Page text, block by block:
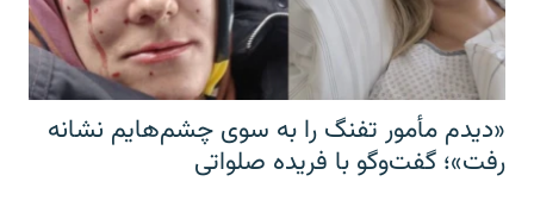
«دیدم مأمور تفنگ را به سوی چشم‌هایم نشانه
رفت»؛ گفت‌و‌گو با فریده صلواتی